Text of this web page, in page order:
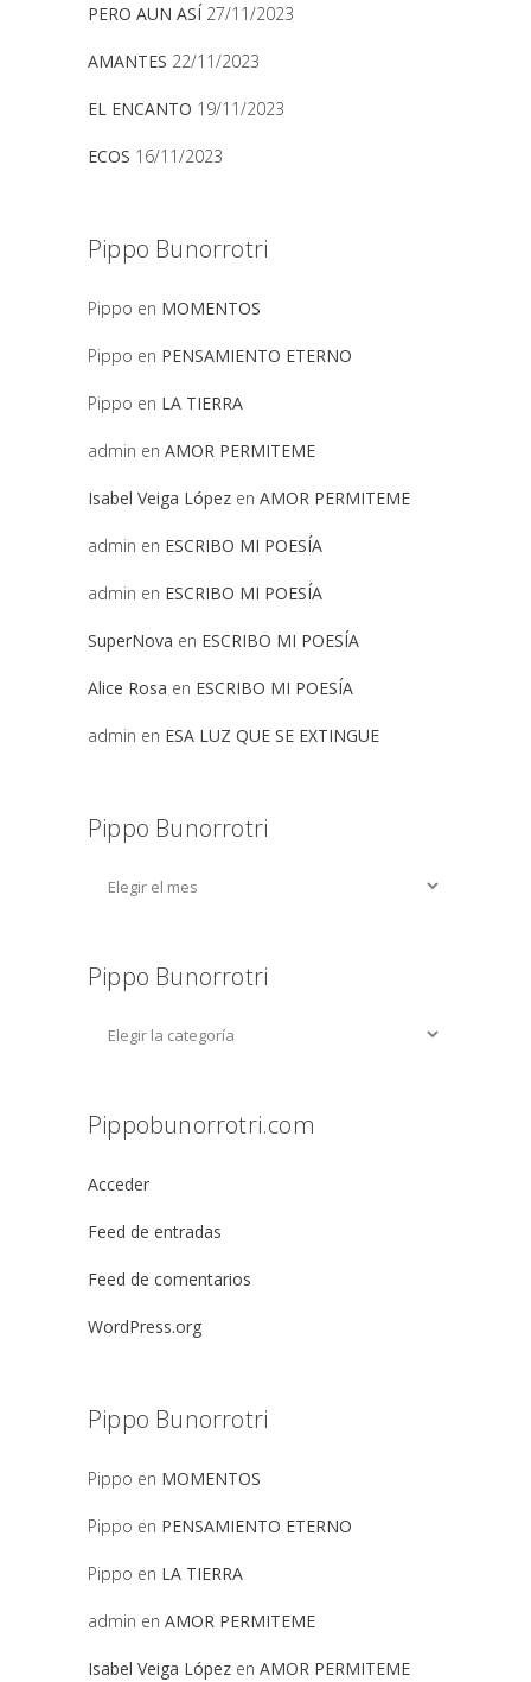
PERO AUN ASÍ 27/11/2023
AMANTES 22/11/2023
EL ENCANTO 19/11/2023
ECOS 16/11/2023
Pippo Bunorrotri
Pippo en MOMENTOS
Pippo en PENSAMIENTO ETERNO
Pippo en LA TIERRA
admin en AMOR PERMITEME
Isabel Veiga López en AMOR PERMITEME
admin en ESCRIBO MI POESÍA
admin en ESCRIBO MI POESÍA
SuperNova en ESCRIBO MI POESÍA
Alice Rosa en ESCRIBO MI POESÍA
admin en ESA LUZ QUE SE EXTINGUE
Pippo Bunorrotri
Pippo Bunorrotri
Pippobunorrotri.com
Acceder
Feed de entradas
Feed de comentarios
WordPress.org
Pippo Bunorrotri
Pippo en MOMENTOS
Pippo en PENSAMIENTO ETERNO
Pippo en LA TIERRA
admin en AMOR PERMITEME
Isabel Veiga López en AMOR PERMITEME